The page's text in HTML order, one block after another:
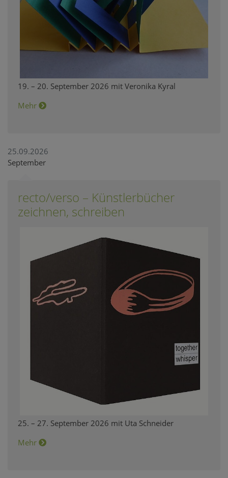
19. – 20. September 2026 mit Veronika Kyral
Mehr
25.09.2026
September
recto/verso – Künstlerbücher
zeichnen, schreiben
25. – 27. September 2026 mit Uta Schneider
Mehr